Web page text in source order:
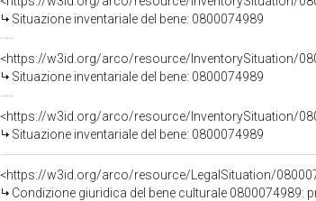
Situazione inventariale del bene: 0800074989
<https://w3id.org/arco/resource/InventorySituation/
Situazione inventariale del bene: 0800074989
<https://w3id.org/arco/resource/InventorySituation/
Situazione inventariale del bene: 0800074989
<https://w3id.org/arco/resource/LegalSituation/
Condizione giuridica del bene culturale 0800074989: